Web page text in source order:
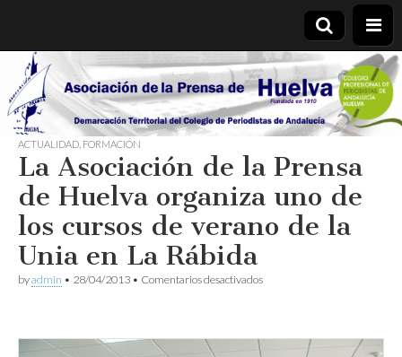
Asociación
de la
Prensa de
Huelva
ACTUALIDAD FORMACIÓN
La Asociación de la Prensa
de Huelva organiza uno de
los cursos de verano de la
Unia en La Rábida
byadmin • 28/04/2013 • Comentarios desactivadosen
la